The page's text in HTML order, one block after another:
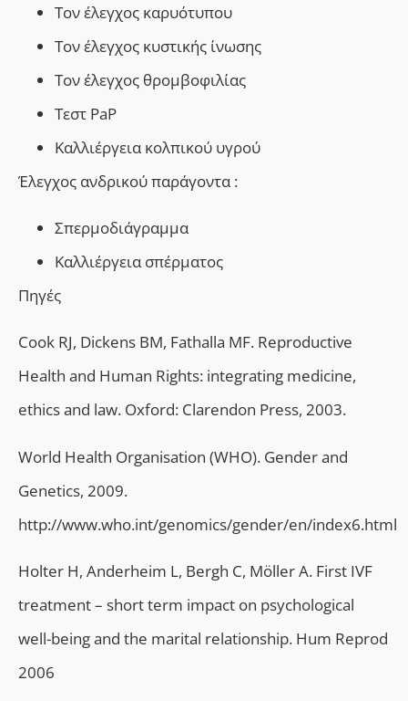
Τον έλεγχος καρυότυπου
Τον έλεγχος κυστικής ίνωσης
Τον έλεγχος θρομβοφιλίας
Τεστ PaP
Καλλιέργεια κολπικού υγρού
Έλεγχος ανδρικού παράγοντα :
Σπερμοδιάγραμμα
Καλλιέργεια σπέρματος
Πηγές
Cook RJ, Dickens BM, Fathalla MF. Reproductive
Health and Human Rights: integrating medicine,
ethics and law. Oxford: Clarendon Press, 2003.
World Health Organisation (WHO). Gender and
Genetics, 2009.
http://www.who.int/genomics/gender/en/index6.html
Holter H, Anderheim L, Bergh C, Möller A. First IVF
treatment – short term impact on psychological
well-being and the marital relationship. Hum Reprod
2006